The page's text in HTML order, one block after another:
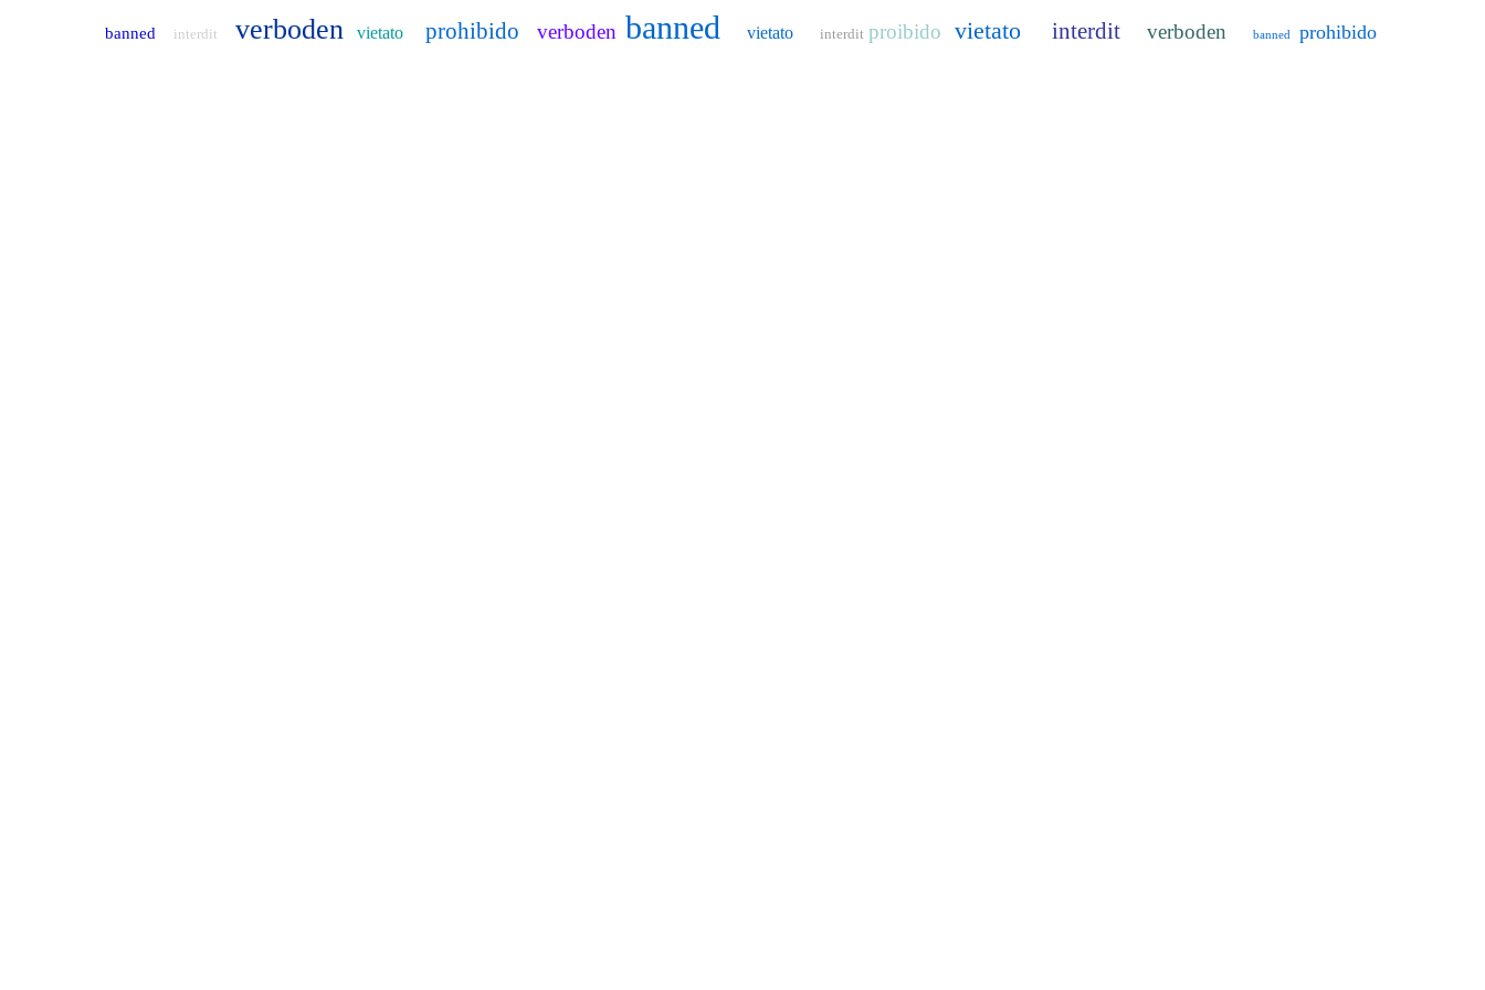
banned interdit verboden vietato prohibido verboden banned vietato interdit proibido vietato interdit verboden banned prohibido